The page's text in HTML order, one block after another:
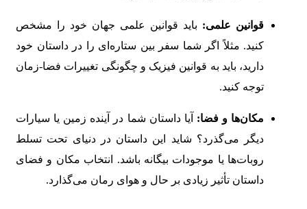
قوانین علمی: باید قوانین علمی جهان خود را مشخص
کنید. مثلاً اگر شما سفر بین ستاره‌ای را در داستان خود
دارید، باید به قوانین فیزیک و چگونگی تغییرات فضا-زمان
توجه کنید.
مکان‌ها و فضا: آیا داستان شما در آینده زمین یا سیارات
دیگر می‌گذرد؟ شاید این داستان در دنیای تحت تسلط
روبات‌ها یا موجودات بیگانه باشد. انتخاب مکان و فضای
داستان تأثیر زیادی بر حال و هوای رمان می‌گذارد.